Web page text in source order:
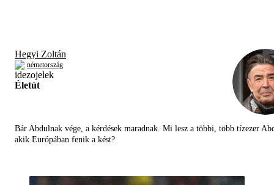
Hegyi Zoltán
németország
Életút
Bár Abdulnak vége, a kérdések maradnak. Mi lesz a többi, több tízezer
akik Európában fenik a kést?